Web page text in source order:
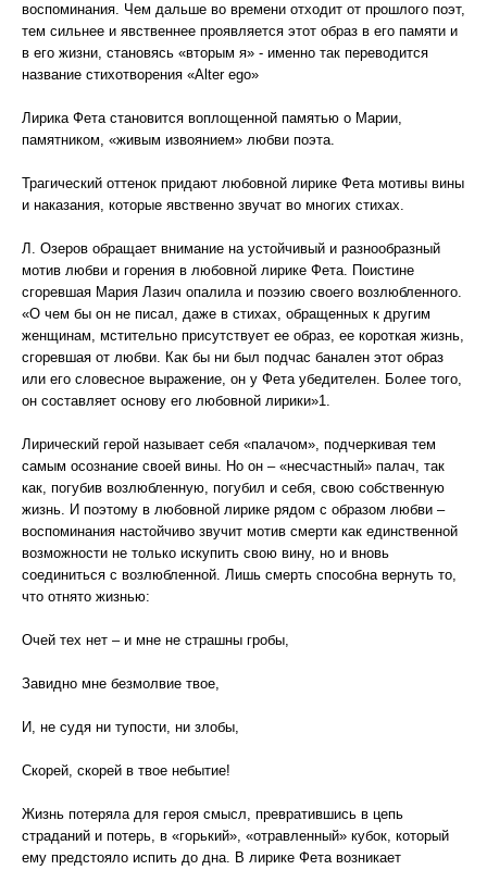
воспоминания. Чем дальше во времени отходит от прошлого поэт,
тем сильнее и явственнее проявляется этот образ в его памяти и
в его жизни, становясь «вторым я» - именно так переводится
название стихотворения «Alter ego»
Лирика Фета становится воплощенной памятью о Марии,
памятником, «живым извоянием» любви поэта.
Трагический оттенок придают любовной лирике Фета мотивы вины
и наказания, которые явственно звучат во многих стихах.
Л. Озеров обращает внимание на устойчивый и разнообразный
мотив любви и горения в любовной лирике Фета. Поистине
сгоревшая Мария Лазич опалила и поэзию своего возлюбленного.
«О чем бы он не писал, даже в стихах, обращенных к другим
женщинам, мстительно присутствует ее образ, ее короткая жизнь,
сгоревшая от любви. Как бы ни был подчас банален этот образ
или его словесное выражение, он у Фета убедителен. Более того,
он составляет основу его любовной лирики»1.
Лирический герой называет себя «палачом», подчеркивая тем
самым осознание своей вины. Но он – «несчастный» палач, так
как, погубив возлюбленную, погубил и себя, свою собственную
жизнь. И поэтому в любовной лирике рядом с образом любви –
воспоминания настойчиво звучит мотив смерти как единственной
возможности не только искупить свою вину, но и вновь
соединиться с возлюбленной. Лишь смерть способна вернуть то,
что отнято жизнью:
Очей тех нет – и мне не страшны гробы,
Завидно мне безмолвие твое,
И, не судя ни тупости, ни злобы,
Скорей, скорей в твое небытие!
Жизнь потеряла для героя смысл, превратившись в цепь
страданий и потерь, в «горький», «отравленный» кубок, который
ему предстояло испить до дна. В лирике Фета возникает